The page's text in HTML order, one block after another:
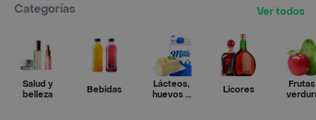
Categorías Ver todos
Salud y
belleza
Bebidas
Lácteos,
huevos y
Licores